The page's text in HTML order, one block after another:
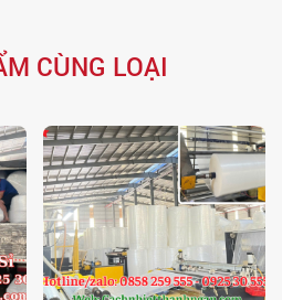
CÙNG LOẠI